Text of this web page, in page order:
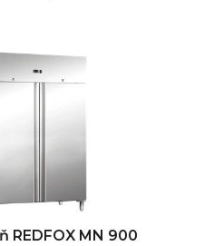
REDFOX MN 900